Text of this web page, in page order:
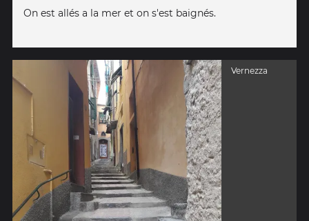
On est allés a la mer et on s'est baignés.
Vernezza